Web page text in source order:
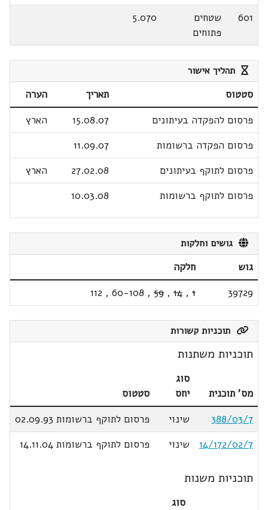
601
שטחים
פתוחים
5.070
תהליך אישור
סטטוס תאריך
הערה
פרסום להפקדה בעיתונים
15.08.07
הארץ
פרסום הפקדה ברשומות
11.09.07
פרסום לתוקף בעיתונים
27.02.08
הארץ
פרסום לתוקף ברשומות
10.03.08
גושים וחלקות
גוש
חלקה
39729
1
,
14
,
59
,
60-108
,
112
תוכניות קשורות
תוכניות משתנות
מס' תוכנית
סוג
יחס
סטטוס
388/03/7
שינוי
פרסום לתוקף ברשומות 02.09.93
14/172/02/7
שינוי פרסום לתוקף ברשומות 14.11.04
תוכניות משנות
סוג